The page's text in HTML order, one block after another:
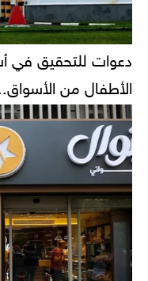
دعوات للتحقيق في
الأطفال من